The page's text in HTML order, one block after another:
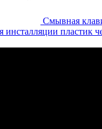
Смывная
инсталляции пластик